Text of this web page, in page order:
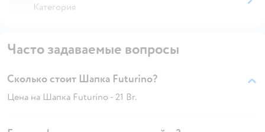
Категория
Часто задаваемые вопросы
Сколько стоит Шапка Futurino?
Цена на Шапка Futurino - 21 Br.